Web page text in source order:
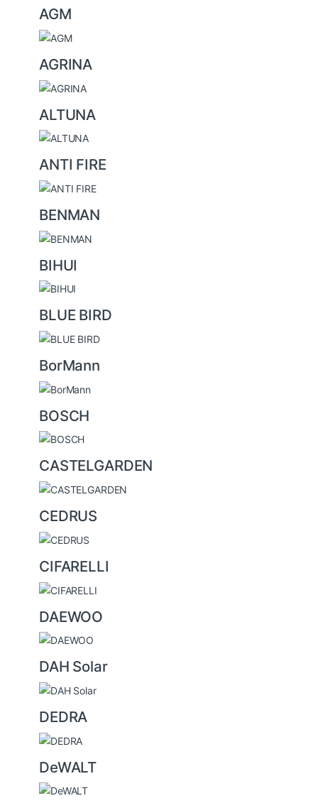
AGM
AGRINA
ALTUNA
ANTI FIRE
BENMAN
BIHUI
BLUE BIRD
BorMann
BOSCH
CASTELGARDEN
CEDRUS
CIFARELLI
DAEWOO
DAH Solar
DEDRA
DeWALT